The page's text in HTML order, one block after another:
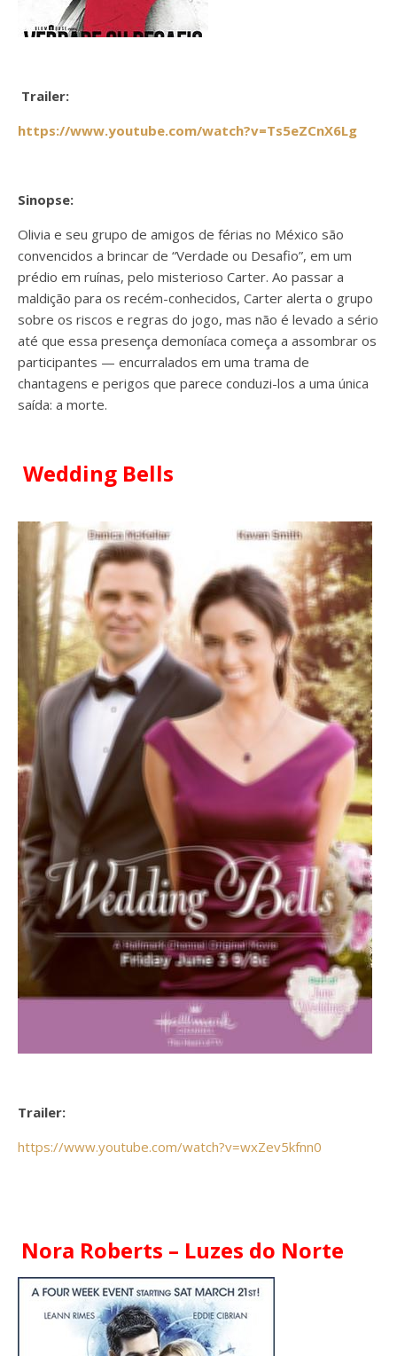
Trailer:
https://www.youtube.com/watch?v=Ts5eZCnX6Lg
Sinopse:
Olivia e seu grupo de amigos de férias no México são
convencidos a brincar de “Verdade ou Desafio”, em um
prédio em ruínas, pelo misterioso Carter. Ao passar a
maldição para os recém-conhecidos, Carter alerta o grupo
sobre os riscos e regras do jogo, mas não é levado a sério
até que essa presença demoníaca começa a assombrar os
participantes — encurralados em uma trama de
chantagens e perigos que parece conduzi-los a uma única
saída: a morte.
Wedding Bells
Trailer:
https://www.youtube.com/watch?v=wxZev5kfnn0
Nora Roberts – Luzes do Norte